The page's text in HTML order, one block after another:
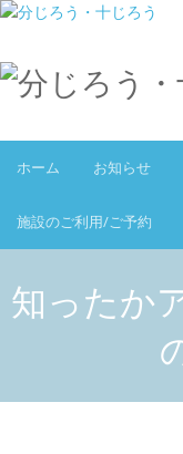
ホーム お知らせ
施設のご利用/ご予約
知ったか